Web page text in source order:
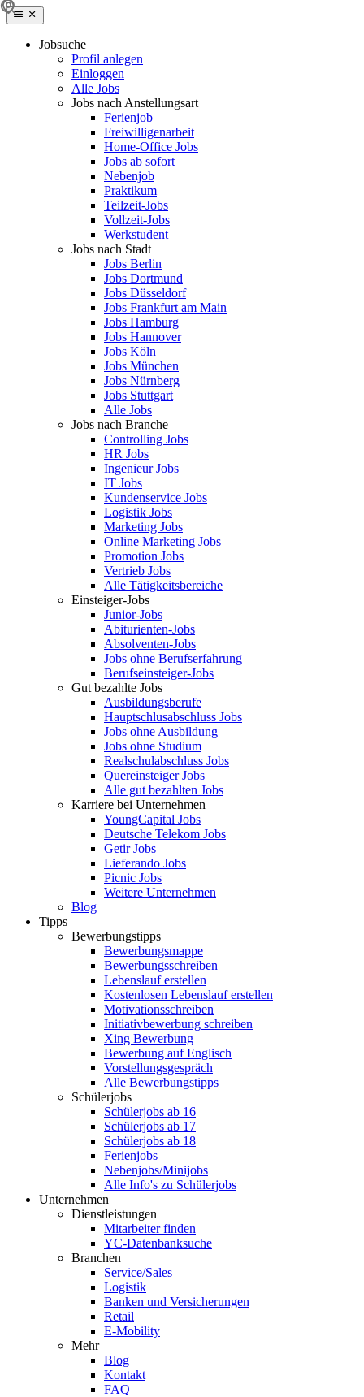
Jobsuche
Profil anlegen
Einloggen
Alle Jobs
Jobs nach Anstellungsart
Ferienjob
Freiwilligenarbeit
Home-Office Jobs
Jobs ab sofort
Nebenjob
Praktikum
Teilzeit-Jobs
Vollzeit-Jobs
Werkstudent
Jobs nach Stadt
Jobs Berlin
Jobs Dortmund
Jobs Düsseldorf
Jobs Frankfurt am Main
Jobs Hamburg
Jobs Hannover
Jobs Köln
Jobs München
Jobs Nürnberg
Jobs Stuttgart
Alle Jobs
Jobs nach Branche
Controlling Jobs
HR Jobs
Ingenieur Jobs
IT Jobs
Kundenservice Jobs
Logistik Jobs
Marketing Jobs
Online Marketing Jobs
Promotion Jobs
Vertrieb Jobs
Alle Tätigkeitsbereiche
Einsteiger-Jobs
Junior-Jobs
Abiturienten-Jobs
Absolventen-Jobs
Jobs ohne Berufserfahrung
Berufseinsteiger-Jobs
Gut bezahlte Jobs
Ausbildungsberufe
Hauptschlusabschluss Jobs
Jobs ohne Ausbildung
Jobs ohne Studium
Realschulabschluss Jobs
Quereinsteiger Jobs
Alle gut bezahlten Jobs
Karriere bei Unternehmen
YoungCapital Jobs
Deutsche Telekom Jobs
Getir Jobs
Lieferando Jobs
Picnic Jobs
Weitere Unternehmen
Blog
Tipps
Bewerbungstipps
Bewerbungsmappe
Bewerbungsschreiben
Lebenslauf erstellen
Kostenlosen Lebenslauf erstellen
Motivationsschreiben
Initiativbewerbung schreiben
Xing Bewerbung
Bewerbung auf Englisch
Vorstellungsgespräch
Alle Bewerbungstipps
Schülerjobs
Schülerjobs ab 16
Schülerjobs ab 17
Schülerjobs ab 18
Ferienjobs
Nebenjobs/Minijobs
Alle Info's zu Schülerjobs
Unternehmen
Dienstleistungen
Mitarbeiter finden
YC-Datenbanksuche
Branchen
Service/Sales
Logistik
Banken und Versicherungen
Retail
E-Mobility
Mehr
Blog
Kontakt
FAQ